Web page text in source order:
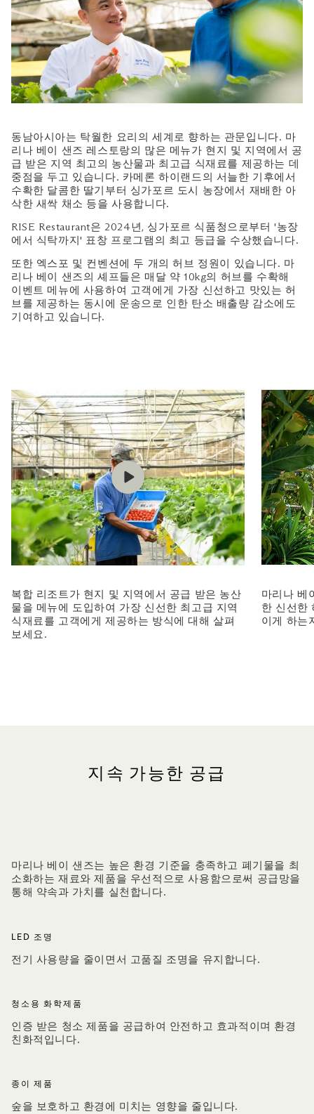
동남아시아는 탁월한 요리의 세계로 향하는 관문입니다. 마
리나 베이 샌즈 레스토랑의 많은 메뉴가 현지 및 지역에서 공
급 받은 지역 최고의 농산물과 최고급 식재료를 제공하는 데
중점을 두고 있습니다. 카메론 하이랜드의 서늘한 기후에서
수확한 달콤한 딸기부터 싱가포르 도시 농장에서 재배한 아
삭한 새싹 채소 등을 사용합니다.
RISE Restaurant은 2024년, 싱가포르 식품청으로부터 '농장
에서 식탁까지' 표창 프로그램의 최고 등급을 수상했습니다.
또한 엑스포 및 컨벤션에 두 개의 허브 정원이 있습니다. 마
리나 베이 샌즈의 셰프들은 매달 약 10kg의 허브를 수확해
이벤트 메뉴에 사용하여 고객에게 가장 신선하고 맛있는 허
브를 제공하는 동시에 운송으로 인한 탄소 배출량 감소에도
기여하고 있습니다.
복합 리조트가 현지 및 지역에서 공급 받은 농산
물을 메뉴에 도입하여 가장 신선한 최고급 지역
식재료를 고객에게 제공하는 방식에 대해 살펴
보세요.
마리나 베
한 신선한
이게 하는
지속 가능한 공급
마리나 베이 샌즈는 높은 환경 기준을 충족하고 폐기물을 최
소화하는 재료와 제품을 우선적으로 사용함으로써 공급망을
통해 약속과 가치를 실천합니다.
LED 조명
전기 사용량을 줄이면서 고품질 조명을 유지합니다.
청소용 화학제품
인증 받은 청소 제품을 공급하여 안전하고 효과적이며 환경
친화적입니다.
종이 제품
숲을 보호하고 환경에 미치는 영향을 줄입니다.